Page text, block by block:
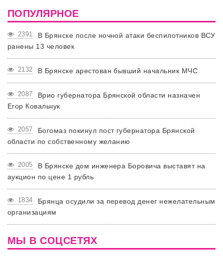
ПОПУЛЯРНОЕ
2391
В Брянске после ночной атаки беспилотников ВСУ
ранены 13 человек
2132 В Брянске арестован бывший начальник МЧС
2087
Врио губернатора Брянской области назначен
Егор Ковальчук
2057
Богомаз покинул пост губернатора Брянской
области по собственному желанию
2005
В Брянске дом инженера Боровича выставят на
аукцион по цене 1 рубль
1834
Брянца осудили за перевод денег нежелательным
организациям
МЫ В СОЦСЕТЯХ